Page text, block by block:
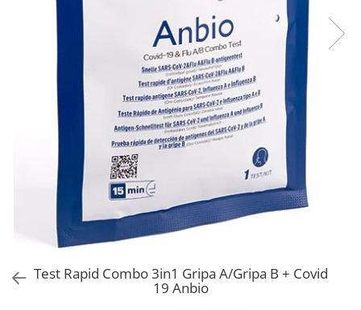
Bord | Plastice Interioare
Parfumuri | Odorizante
CEARA | SEALANT | TRATAMENTE
HIDROFOBE
PROTECTIE | COATING CERAMIC
POLISH | SLEFUIRE | BURETI
LAVETE | PROSOAPE
ACCESORII | ECHIPAMENTE |
APARATURA
Test Rapid Combo 3in1 Gripa A/Gripa B + Covid
19 Anbio